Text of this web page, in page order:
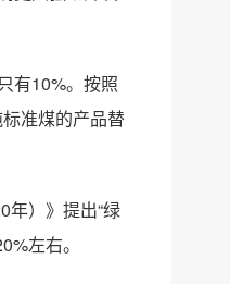
有10%。按照
准煤的产品替
年）》提出“绿
左右。